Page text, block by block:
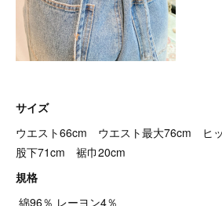
サイズ
ウエスト66cm ウエスト最大76cm ヒ
股下71cm 裾巾20cm
規格
綿96％ レーヨン4％